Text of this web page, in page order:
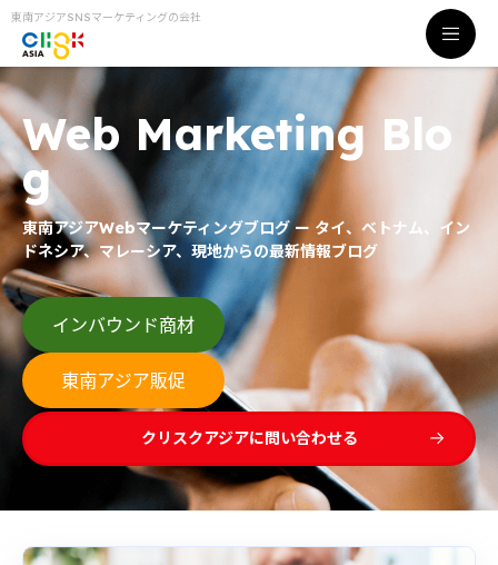
東南アジアSNSマーケティングの会社
Web Marketing Blo
g
東南アジアWebマーケティングブログ ー タイ、ベトナム、イン
ドネシア、マレーシア、現地からの最新情報ブログ
クリスクアジアに問い合わせる